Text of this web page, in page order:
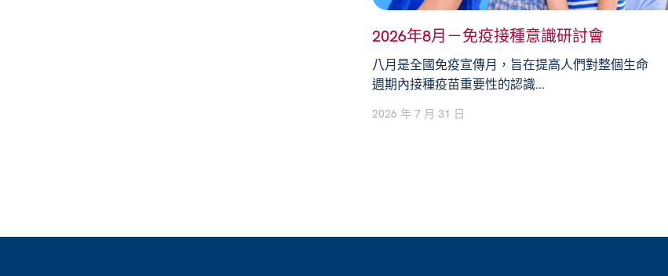
2026年8月－免疫接種意識研討會
八月是全國免疫宣傳月，旨在提高人們對整個生命
週期內接種疫苗重要性的認識...
2026 年 7 月 31 日